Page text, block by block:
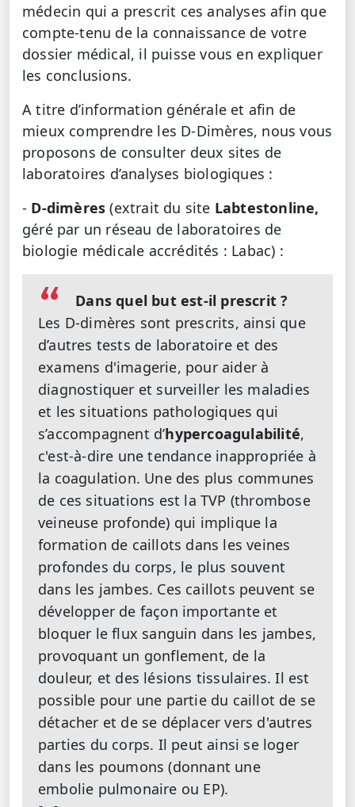
médecin qui a prescrit ces analyses afin que
compte-tenu de la connaissance de votre
dossier médical, il puisse vous en expliquer
les conclusions.
A titre d’information générale et afin de
mieux comprendre les D-Dimères, nous vous
proposons de consulter deux sites de
laboratoires d’analyses biologiques :
- D-dimères(extrait du site Labtestonline,
géré par un réseau de laboratoires de
biologie médicale accrédités : Labac) :
Dans quel but est-il prescrit ?
Les D-dimères sont prescrits, ainsi que
d’autres tests de laboratoire et des
examens d'imagerie, pour aider à
diagnostiquer et surveiller les maladies
et les situations pathologiques qui
s’accompagnent d’hypercoagulabilité,
c'est-à-dire une tendance inappropriée à
la coagulation. Une des plus communes
de ces situations est la TVP (thrombose
veineuse profonde) qui implique la
formation de caillots dans les veines
profondes du corps, le plus souvent
dans les jambes. Ces caillots peuvent se
développer de façon importante et
bloquer le flux sanguin dans les jambes,
provoquant un gonflement, de la
douleur, et des lésions tissulaires. Il est
possible pour une partie du caillot de se
détacher et de se déplacer vers d'autres
parties du corps. Il peut ainsi se loger
dans les poumons (donnant une
embolie pulmonaire ou EP).